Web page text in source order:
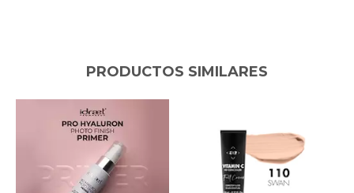
PRODUCTOS SIMILARES